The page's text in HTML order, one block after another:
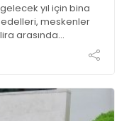
yıl için bina
meskenler
arasında